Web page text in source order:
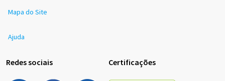
Mapa do Site
Ajuda
Redes sociais Certificações